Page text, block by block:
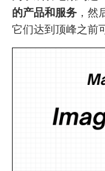
的产品和服务 ，
它们达到顶峰之前